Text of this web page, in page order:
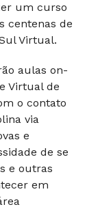
um curso
centenas de
Virtual.
aulas on-
Virtual de
o contato
via
e
de se
e outras
em